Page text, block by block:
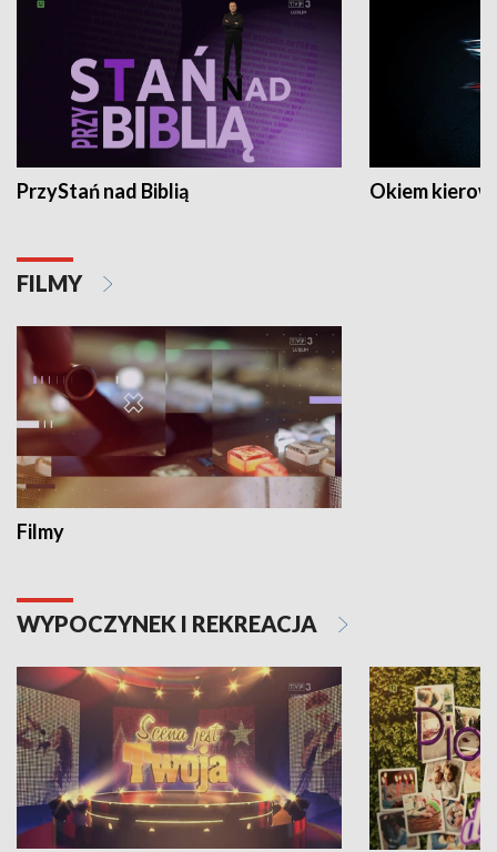
PrzyStań nad Biblią Okiem
FILMY
Filmy
WYPOCZYNEK I REKREACJA